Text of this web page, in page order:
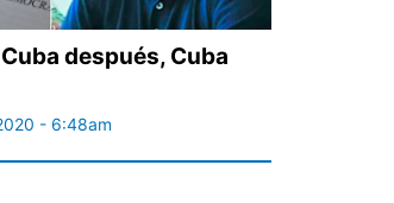
después, Cuba
- 6:48am